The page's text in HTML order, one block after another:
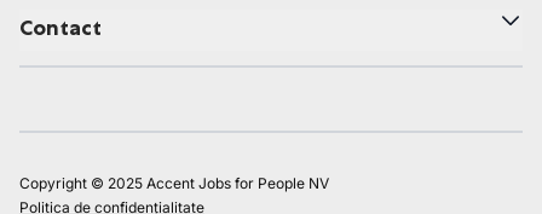
Contact
Copyright © 2025 Accent Jobs for People NV
Politica de confidențialitate